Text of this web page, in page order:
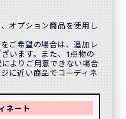
オプション商品を使用し
ご希望の場合は、追加レ
います。また、1点物の
よりご用意できない場合
に近い商品でコーディネ